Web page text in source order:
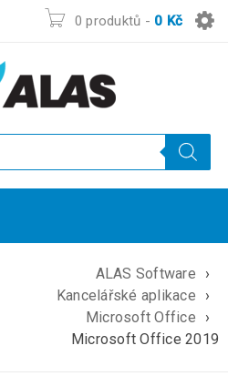
0 produktů - 0 Kč
ALAS Software
›
Kancelářské aplikace
›
Microsoft Office
›
Microsoft Office 2019